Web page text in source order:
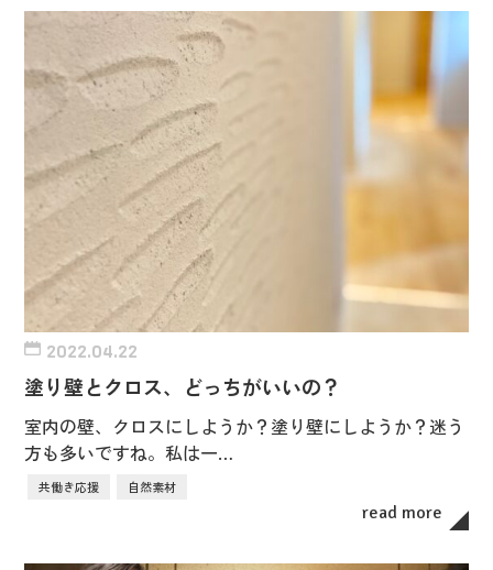
2022.04.22
塗り壁とクロス、どっちがいいの？
室内の壁、クロスにしようか？塗り壁にしようか？迷う
方も多いですね。私は一…
共働き応援 自然素材
read more